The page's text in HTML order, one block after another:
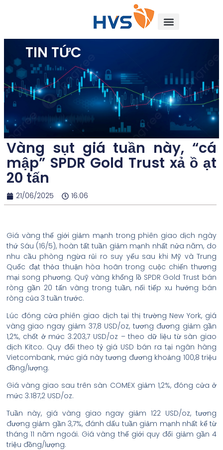
TIN TỨC
Vàng sụt giá tuần này, “cá
mập” SPDR Gold Trust xả ồ ạt
20 tấn
21/06/2025 16:06
Giá vàng thế giới giảm mạnh trong phiên giao dịch ngày
thứ Sáu (16/5), hoàn tất tuần giảm mạnh nhất nửa năm, do
nhu cầu phòng ngừa rủi ro suy yếu sau khi Mỹ và Trung
Quốc đạt thỏa thuận hòa hoãn trong cuộc chiến thương
mại song phương. Quỹ vàng khổng lồ SPDR Gold Trust bán
ròng gần 20 tấn vàng trong tuần, nối tiếp xu hướng bán
ròng của 3 tuần trước.
Lúc đóng cửa phiên giao dịch tại thị trường New York, giá
vàng giao ngay giảm 37,8 USD/oz, tương đương giảm gần
1,2%, chốt ở mức 3.203,7 USD/oz – theo dữ liệu từ sàn giao
dịch Kitco. Quy đổi theo tỷ giá USD bán ra tại ngân hàng
Vietcombank, mức giá này tương đương khoảng 100,8 triệu
đồng/lượng.
Giá vàng giao sau trên sàn COMEX giảm 1,2%, đóng cửa ở
mức 3.187,2 USD/oz.
Tuần này, giá vàng giao ngay giảm 122 USD/oz, tương
đương giảm gần 3,7%, đánh dấu tuần giảm mạnh nhất kể từ
tháng 11 năm ngoái. Giá vàng thế giới quy đổi giảm gần 4
triệu đồng/lượng.